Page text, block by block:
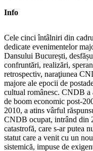
Info
Cele cinci întâlniri din
dedicate evenimentelor
Dansului București,
confruntări, realizări,
retrospectiv, naraţiunea
majore ale epocii de
cultual românesc. CNDB a
de boom economic post-
2010, a atins vârful
CNDB ocupat, intrând din
catastrofă, care s-ar putea
statut care a venit cu un
sistemică, impuse de